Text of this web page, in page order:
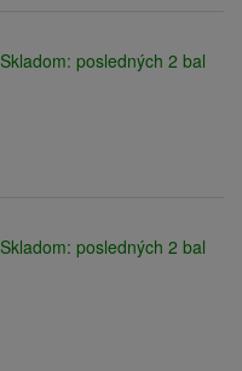
Skladom: posledných 2 bal
Skladom: posledných 2 bal